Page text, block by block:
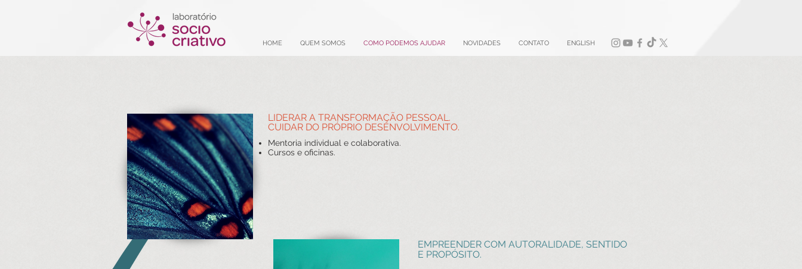
HOME QUEM SOMOS COMO PODEMOS AJUDAR NOVIDADES CONTATO ENGLISH
LIDERAR A TRANSFORMAÇÃO PESSOAL.
CUIDAR DO PRÓPRIO DESENVOLVIMENTO.
Mentoria individual e colaborativa.
Cursos e oficinas.
EMPREENDER COM AUTORALIDADE, SENTIDO
E PROPÓSITO.